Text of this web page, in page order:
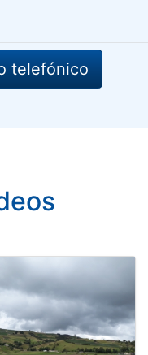
telefónico